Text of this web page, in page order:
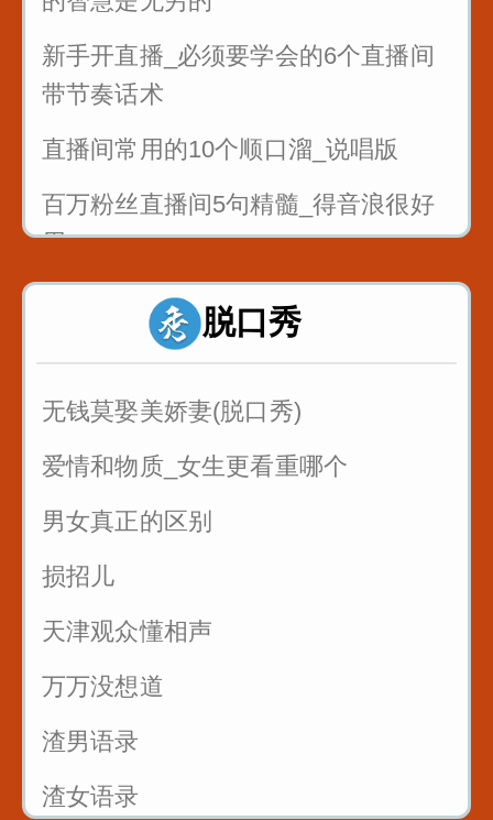
新手开直播_必须要学会的6个直播间
带节奏话术
直播间常用的10个顺口溜_说唱版
百万粉丝直播间5句精髓_得音浪很好
用
反复练习1w遍_主播基本功_直播话术
反复练习1w遍_主播基本功_直播话术
2
反复练习1w遍_主播基本功_直播话术
3
反复练习1w遍_主播基本功_直播话术
4
反复练习1w遍_主播基本功_直播话术
脱口秀
无钱莫娶美娇妻(脱口秀)
爱情和物质_女生更看重哪个
男女真正的区别
损招儿
天津观众懂相声
万万没想道
渣男语录
渣女语录